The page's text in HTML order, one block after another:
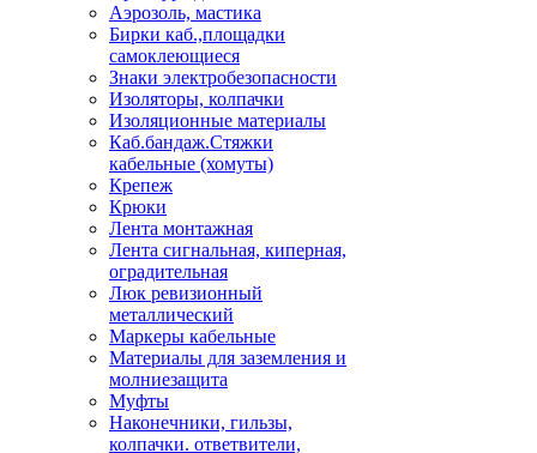
Аэрозоль, мастика
Бирки каб.,площадки
самоклеющиеся
Знаки электробезопасности
Изоляторы, колпачки
Изоляционные материалы
Каб.бандаж.Стяжки
кабельные (хомуты)
Крепеж
Крюки
Лента монтажная
Лента сигнальная, киперная,
оградительная
Люк ревизионный
металлический
Маркеры кабельные
Материалы для заземления и
молниезащита
Муфты
Наконечники, гильзы,
колпачки. ответвители,